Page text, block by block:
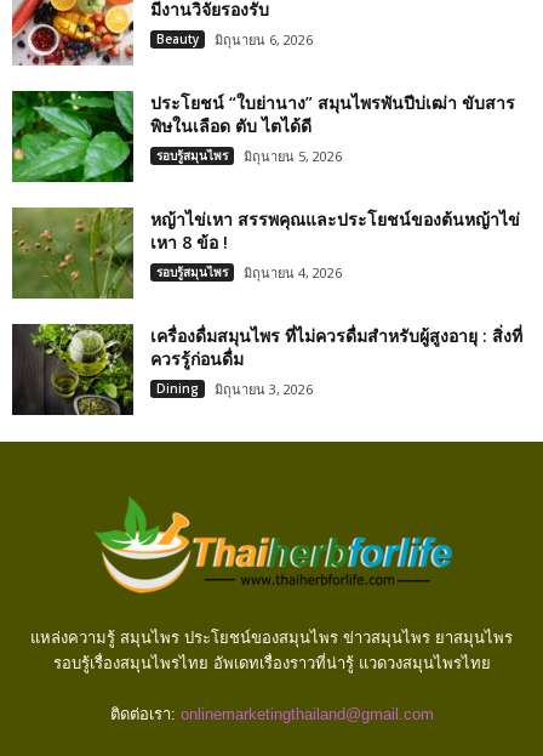
มีงานวิจัยรองรับ
Beauty มิถุนายน 6, 2026
ประโยชน์ “ใบย่านาง” สมุนไพรพันปีบ่เฒ่า ขับสาร
พิษในเลือด ตับ ไตได้ดี
รอบรู้สมุนไพร มิถุนายน 5, 2026
หญ้าไข่เหา สรรพคุณและประโยชน์ของต้นหญ้าไข่
เหา 8 ข้อ !
รอบรู้สมุนไพร มิถุนายน 4, 2026
เครื่องดื่มสมุนไพร ที่ไม่ควรดื่มสำหรับผู้สูงอายุ : สิ่งที่
ควรรู้ก่อนดื่ม
Dining มิถุนายน 3, 2026
แหล่งความรู้ สมุนไพร ประโยชน์ของสมุนไพร ข่าวสมุนไพร ยาสมุนไพร
รอบรู้เรื่องสมุนไพรไทย อัพเดทเรื่องราวที่น่ารู้ แวดวงสมุนไพรไทย
ติดต่อเรา: onlinemarketingthailand@gmail.com